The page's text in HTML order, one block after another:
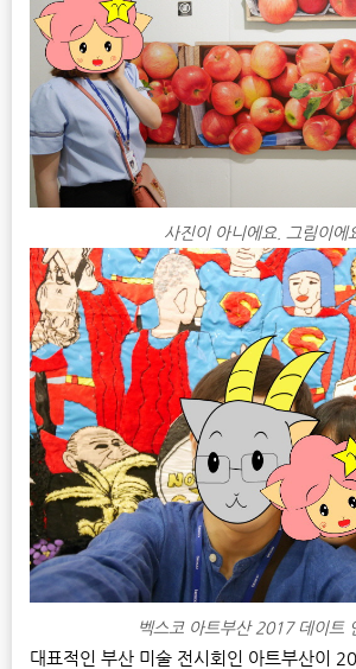
사진이 아니에요. 그림이에
벡스코 아트부산 2017 데이트
대표적인 부산 미술 전시회인 아트부산이